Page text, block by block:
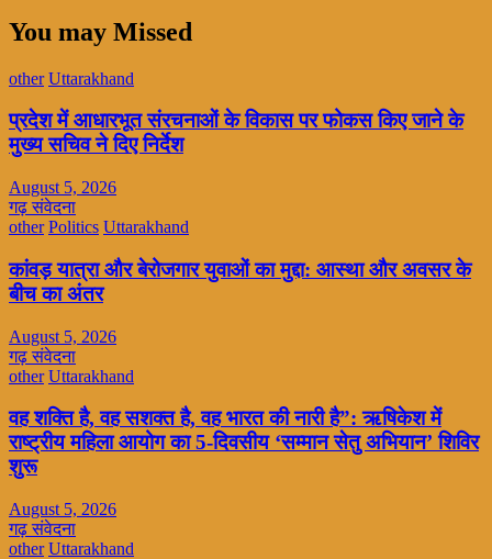
You may Missed
other Uttarakhand
प्रदेश में आधारभूत संरचनाओं के विकास पर फोकस किए जाने के
मुख्य सचिव ने दिए निर्देश
August 5, 2026
गढ़ संवेदना
other Politics Uttarakhand
कांवड़ यात्रा और बेरोजगार युवाओं का मुद्दा: आस्था और अवसर के
बीच का अंतर
August 5, 2026
गढ़ संवेदना
other Uttarakhand
वह शक्ति है, वह सशक्त है, वह भारत की नारी है”: ऋषिकेश में
राष्ट्रीय महिला आयोग का 5-दिवसीय ‘सम्मान सेतु अभियान’ शिविर
शुरू
August 5, 2026
गढ़ संवेदना
other Uttarakhand